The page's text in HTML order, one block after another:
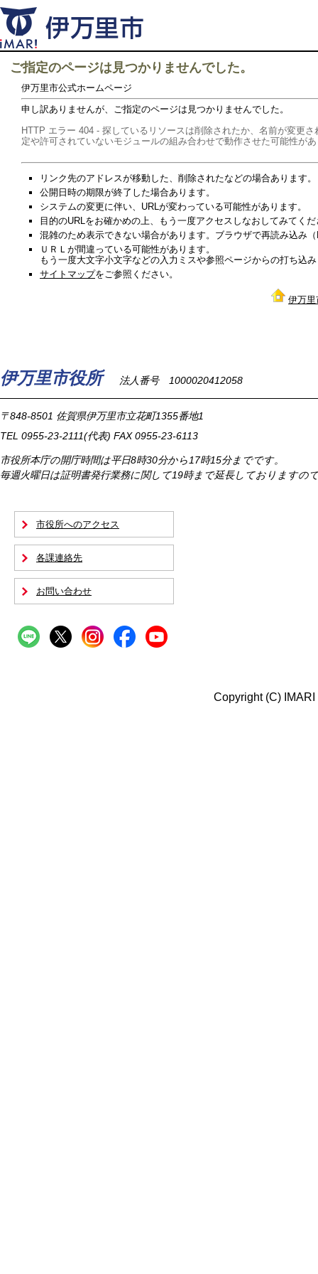
ご指定のページは見つかりませんでした。
伊万里市公式ホームページ
申し訳ありませんが、ご指定のページは見つかりませんでした。
HTTP エラー 404 - 探しているリソースは削除されたか、名前が変更
定や許可されていないモジュールの組み合わせで動作させた可能性が
リンク先のアドレスが移動した、削除されたなどの場合あります。
公開日時の期限が終了した場合あります。
システムの変更に伴い、URLが変わっている可能性があります。
目的のURLをお確かめの上、もう一度アクセスしなおしてみてく
混雑のため表示できない場合があります。ブラウザで再読み込み
ＵＲＬが間違っている可能性があります。
もう一度大文字小文字などの入力ミスや参照ページからの打ち込
サイトマップをご参照ください。
伊万里
伊万里市役所 法人番号 1000020412058
〒848-8501 佐賀県伊万里市立花町1355番地1
TEL 0955-23-2111(代表) FAX 0955-23-6113
市役所本庁の開庁時間は平日8時30分から17時15分までです。
毎週火曜日は証明書発行業務に関して19時まで延長しておりますの
市役所へのアクセス
各課連絡先
お問い合わせ
Copyright (C)